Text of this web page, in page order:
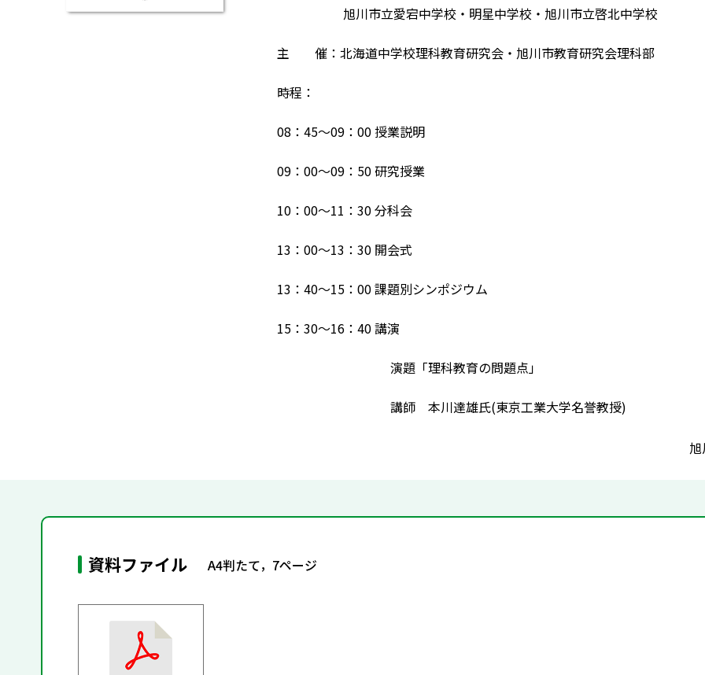
旭川市立愛宕中学校・明星中学校・旭川市立啓北中学校
主 催：北海道中学校理科教育研究会・旭川市教育研究会理科部
時程：
08：45～09：00 授業説明
09：00～09：50 研究授業
10：00～11：30 分科会
13：00～13：30 開会式
13：40～15：00 課題別シンポジウム
15：30～16：40 講演
演題「理科教育の問題点」
講師 本川達雄氏(東京工業大学名誉教授)
資料ファイル A4判たて，7ページ